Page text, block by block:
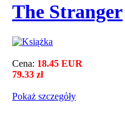
The Stranger
Cena: 18.45 EUR
79.33 zł
Pokaż szczegόły